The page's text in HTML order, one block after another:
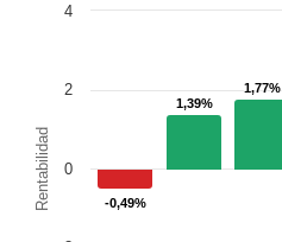
Rentabilidad -0,49%
-0,49%
1,39%
1,39%
1,77%
1,77%
0
2
4